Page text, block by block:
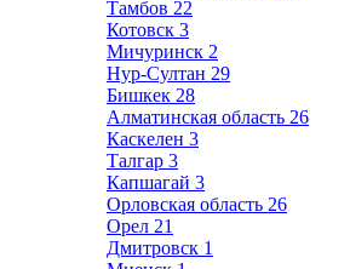
Тамбов 22
Котовск 3
Мичуринск 2
Нур-Султан 29
Бишкек 28
Алматинская область 26
Каскелен 3
Талгар 3
Капшагай 3
Орловская область 26
Орел 21
Дмитровск 1